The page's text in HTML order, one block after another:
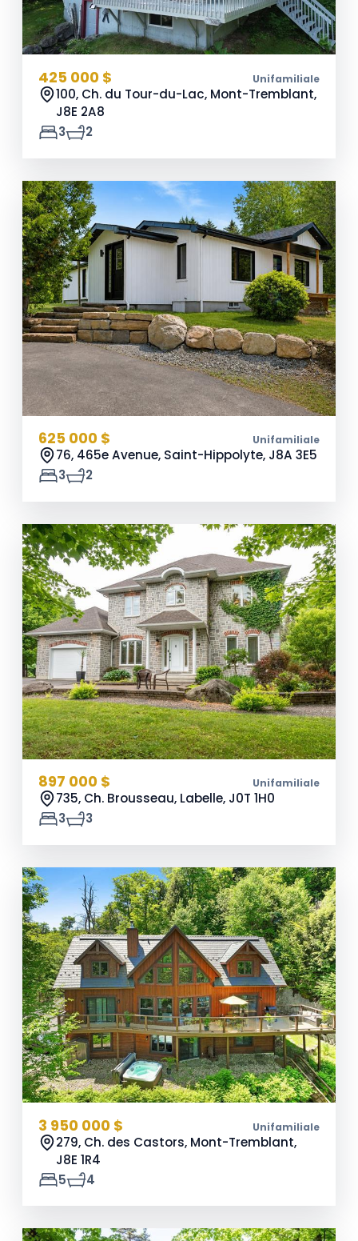
425 000 $ Unifamiliale
100, Ch. du Tour-du-Lac, Mont-Tremblant,
J8E 2A8
3
2
625 000 $ Unifamiliale
76, 465e Avenue, Saint-Hippolyte, J8A 3E5
3
2
897 000 $ Unifamiliale
735, Ch. Brousseau, Labelle, J0T 1H0
3
3
3 950 000 $ Unifamiliale
279, Ch. des Castors, Mont-Tremblant,
J8E 1R4
5
4